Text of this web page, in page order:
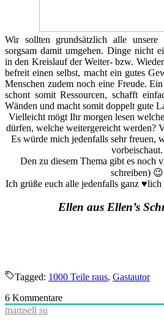
Wir sollten grundsätzlich alle unsere
sorgsam damit umgehen. Dinge nicht
in den Kreislauf der Weiter- bzw.
befreit einen selbst, macht ein gutes
Menschen zudem noch eine Freude.
schont somit Ressourcen, schafft
Wänden und macht somit doppelt gute
Vielleicht mögt Ihr morgen lesen
dürfen, welche weitergereicht werden?
Es würde mich jedenfalls sehr freuen,
vorbeischaut.
Den zu diesem Thema gibt es noch
schreiben) 😉
Ich grüße euch alle jedenfalls ganz
Ellen aus Ellen’s
Tagged: 1000 Teile raus, Gastautor
6 Kommentare
mamsell su